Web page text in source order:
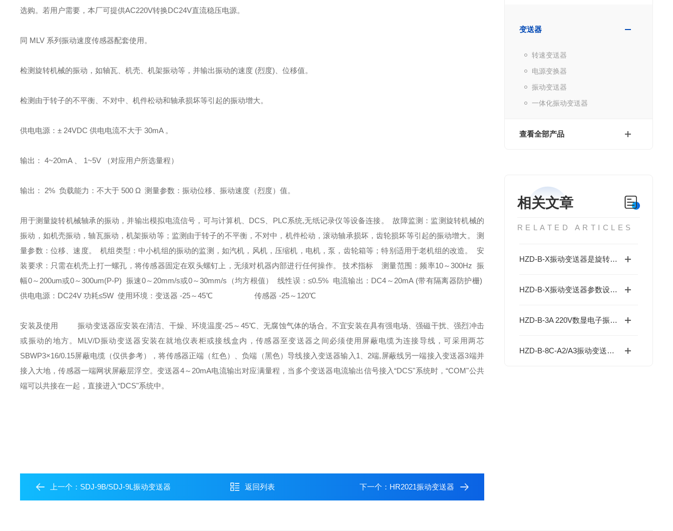
变送器
转速变送器
电源变换器
振动变送器
一体化振动变送器
查看全部产品
相关文章
RELATED ARTICLES
HZD-B-X振动变送器是旋转滚动轴承机器的振动测量监控的理想选择
HZD-B-X振动变送器参数设置方法
HZD-B-3A 220V数显电子振动开关技术参数
HZD-B-8C-A2/A3振动变送器是一种常见的工业测量仪器，用于测量物体的振动
选购。若用户需要，本厂可提供AC220V转换DC24V直流稳压电源。
同 MLV 系列振动速度传感器配套使用。
检测旋转机械的振动，如轴瓦、机壳、机架振动等，并输出振动的速度 (烈度) 、位移值。
检测由于转子的不平衡、不对中、机件松动和轴承损坏等引起的振动增大。
供电电源：± 24VDC供电电流不大于 30mA 。
输出： 4~20mA 1~5V （对应用户所选量程）
输出： 2% 负载能力：不大于 500 Ω 测量参数：振动位移、振动速度（烈度）值。
用于测量旋转机械轴承的振动，并输出模拟电流信号，可与计算机、 DCS PLC系统,无纸记录仪等设备连接。
故障监测：监测旋转机械的
振动，如机壳振动，轴瓦振动，机架振动等；监测由于转子的不平衡，不对中，机件松动，滚动轴承损坏，齿轮损坏等引起的振动增大。
测
量参数：位移、速度。
机组类型：中小机组的振动的监测，如汽机，风机，压缩机，电机，泵，齿轮箱等；特别适用于老机组的改造。
安
装要求：只需在机壳上打一螺孔，将传感器固定在双头螺钉上，无须对机器内部进行任何操作。
技术指标 测量范围：频率10～300Hz 振
幅0～ 200um或0～300um(P-P) 振速0～ 20mm/s或0～30mm/s （均方根值） 线性误：≤0.5% 电流输出： DC4 ～ 20mA (带有隔离器防护栅)
供电电源： DC24V功耗≤5W 使用环境：变送器 -25～45℃ 传感器 -25～ 120℃
安装及使用 振动变送器应安装在清洁、干燥、环境温度-25～ 45℃、无腐蚀气体的场合。不宜安装在具有强电场、强磁干扰、强烈冲击
或振动的地方。 MLV/D振动变送器安装在就地仪表柜或接线盒内，传感器至变送器之间必须使用屏蔽电缆为连接导线，可采用两芯
SBWP3×16/0.15屏蔽电缆（仅供参考），将传感器正端（红色）、负端（黑色）导线接入变送器输入 1 2端, 屏蔽线另一端接入变送器3端并
接入大地，传感器一端网状屏蔽层浮空。变送器4～ 20mA电流输出对应满量程，当多个变送器电流输出信号接入“DCS"系统时，“COM"公共
端可以共接在一起，直接进入“DCS"系统中。
上一个： SDJ-9B/SDJ-9L振动变送器 返回列表 下一个： HR2021振动变送器